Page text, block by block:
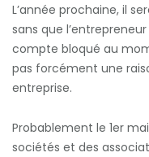
L’année prochaine, il
sans que
compte bloqué au
pas forcément une
entreprise.
Probablement le 1er
sociétés et des